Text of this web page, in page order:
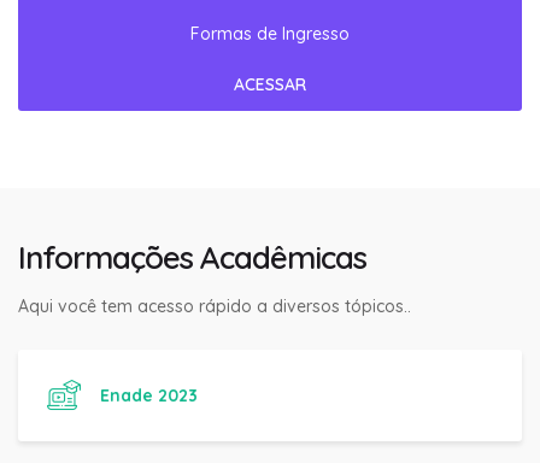
Formas de Ingresso
ACESSAR
Informações Acadêmicas
Aqui você tem acesso rápido a diversos tópicos..
Enade 2023